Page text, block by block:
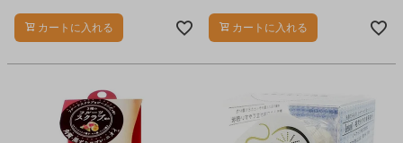
カートに入れる カートに入れる